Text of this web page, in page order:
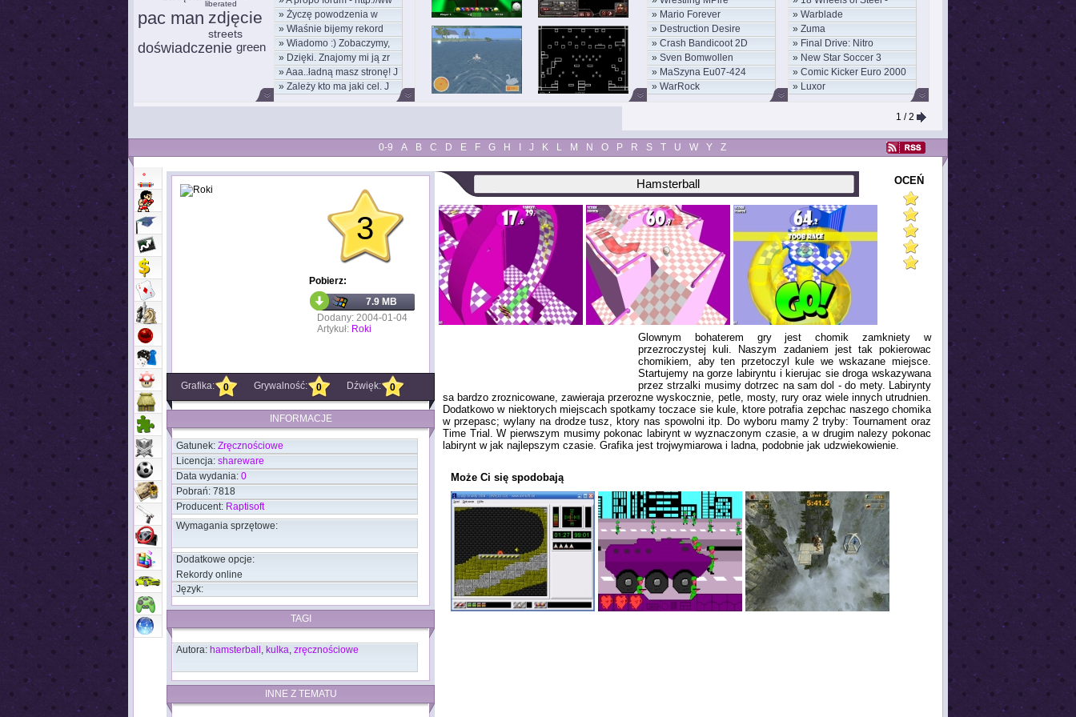
liberated
pac man zdjęcie
streets
doświadczenie green
» Życzę powodzenia w
nowym
» Właśnie bijemy rekord
kom
» Wiadomo :) Zobaczymy,
moż
» Dzięki. Znajomy mi ją zr
»Aaa..ładną masz stronę! J
» Zależy kto ma jaki cel. J
» Mario Forever
» Destruction Desire
» Crash Bandicoot 2D
» Sven Bomwollen
» MaSzyna Eu07-424
» WarRock
Convoy
» Warblade
» Zuma
» Final Drive: Nitro
» New Star Soccer 3
» Comic Kicker Euro 2000
» Luxor
1 / 2
0-9 A B C D E F G H J K L M N O P R S T U W Y Z
3
Pobierz:
7.9 MB
Dodany: 2004-01-04
Artykuł: Roki
Grafika: 0 Grywalność: 0 Dźwięk: 0
INFORMACJE
Gatunek: Zręcznościowe
Licencja: shareware
Data wydania: 0
Pobrań: 7818
Producent: Raptisoft
Wymagania sprzętowe:
Dodatkowe opcje:
Rekordy online
Język:
TAGI
Autora: hamsterball , kulka, zręcznościowe
INNE Z TEMATU
Hamsterball OCEŃ
Glownym bohaterem gry jest chomik zamkniety w
przezroczystej kuli. Naszym zadaniem jest tak pokierowac
chomikiem, aby ten przetoczyl kule we wskazane miejsce.
Startujemy na gorze labiryntu i kierujac sie droga wskazywana
przez strzalki musimy dotrzec na sam dol - do mety. Labirynty
sa bardzo zroznicowane, zawieraja przerozne wyskocznie, petle, mosty, rury oraz wiele innych utrudnien.
Dodatkowo w niektorych miejscach spotkamy toczace sie kule, ktore potrafia zepchac naszego chomika
w przepasc; wylany na drodze tusz, ktory nas spowolni itp. Do wyboru mamy 2 tryby: Tournament oraz
Time Trial. W pierwszym musimy pokonac labirynt w wyznaczonym czasie, a w drugim nalezy pokonac
labirynt w jak najlepszym czasie. Grafika jest trojwymiarowa i ladna, podobnie jak udzwiekowienie.
Może Ci się spodobają